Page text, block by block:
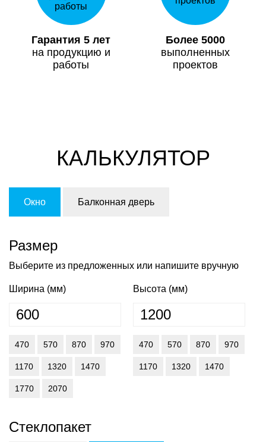
Гарантия 5 лет
на продукцию и
работы
Более 5000
выполненных
проектов
КАЛЬКУЛЯТОР
Окно Балконная дверь
Размер
Выберите из предложенных или напишите вручную
Ширина (мм)
470 570 870 970
1170 1320 1470
1770 2070
Высота (мм)
470 570 870 970
1170 1320 1470
Стеклопакет